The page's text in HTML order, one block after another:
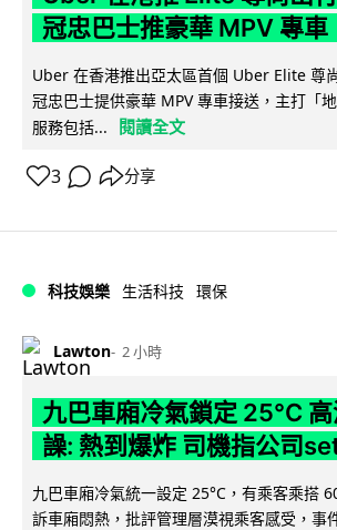
冠忠巴士推豪華 MPV 專車
Uber 在香港推出亞太區首個 Uber Elite 尊
冠忠巴士提供豪華 MPV 專車接送，主打「
服務包括...
閱讀全文
3 分享
科技娛樂 生活科技 環保
Lawton 2 小時
九巴車廂冷氣鎖定 25°C
譟: 熱到爆炸 司機指公司
九巴車廂冷氣統一設定 25°C，有乘客乘搭
訴車廂悶熱，批評管理層漠視乘客感受，事